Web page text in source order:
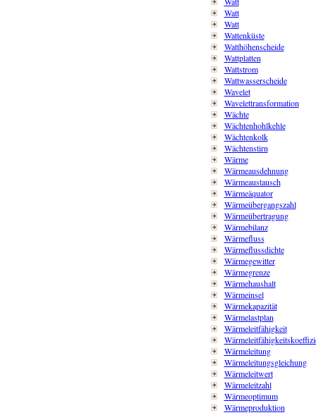
Watt
Watt
Wattenküste
Watthöhenscheide
Wattplatten
Wattstrom
Wattwasserscheide
Wavelet
Wavelettransformation
Wächte
Wächtenhohlkehle
Wächtenkolk
Wächtenstirn
Wärme
Wärmeausdehnung
Wärmeaustausch
Wärmeäquator
Wärmeübergangszahl
Wärmeübertragung
Wärmebilanz
Wärmefluss
Wärmeflussdichte
Wärmegewitter
Wärmegrenze
Wärmehaushalt
Wärmeinsel
Wärmekapazität
Wärmelastplan
Wärmeleitfähigkeit
Wärmeleitung
Wärmeleitungsgleichung
Wärmeleitwert
Wärmeleitzahl
Wärmeoptimum
Wärmeproduktion